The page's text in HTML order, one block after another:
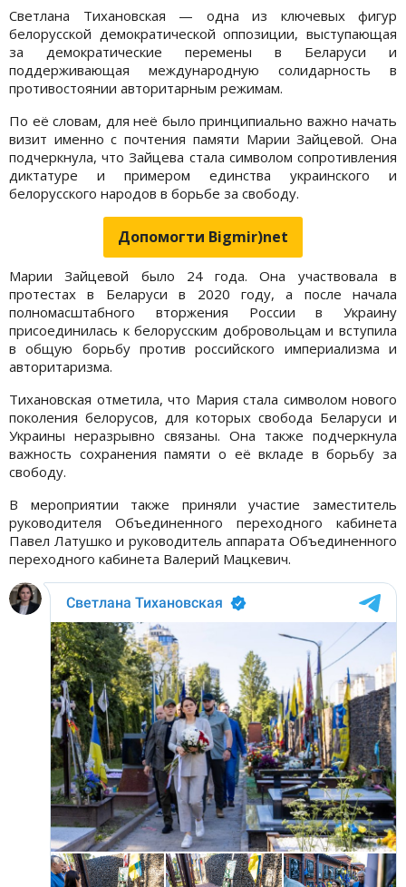
Светлана Тихановская — одна из ключевых фигур
белорусской демократической оппозиции, выступающая
за демократические перемены в Беларуси и
поддерживающая международную солидарность в
противостоянии авторитарным режимам.
По её словам, для неё было принципиально важно начать
визит именно с почтения памяти Марии Зайцевой. Она
подчеркнула, что Зайцева стала символом сопротивления
диктатуре и примером единства украинского и
белорусского народов в борьбе за свободу.
Допомогти Bigmir)net
Марии Зайцевой было 24 года. Она участвовала в
протестах в Беларуси в 2020 году, а после начала
полномасштабного вторжения России в Украину
присоединилась к белорусским добровольцам и вступила
в общую борьбу против российского империализма и
авторитаризма.
Тихановская отметила, что Мария стала символом нового
поколения белорусов, для которых свобода Беларуси и
Украины неразрывно связаны. Она также подчеркнула
важность сохранения памяти о её вкладе в борьбу за
свободу.
В мероприятии также приняли участие заместитель
руководителя Объединенного переходного кабинета
Павел Латушко и руководитель аппарата Объединенного
переходного кабинета Валерий Мацкевич.